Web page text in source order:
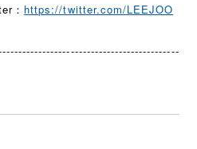
： https://twitter.com/LEEJOO